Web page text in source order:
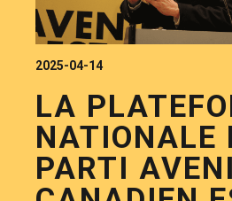
2025-04-14
LA
NATIONALE
PARTI